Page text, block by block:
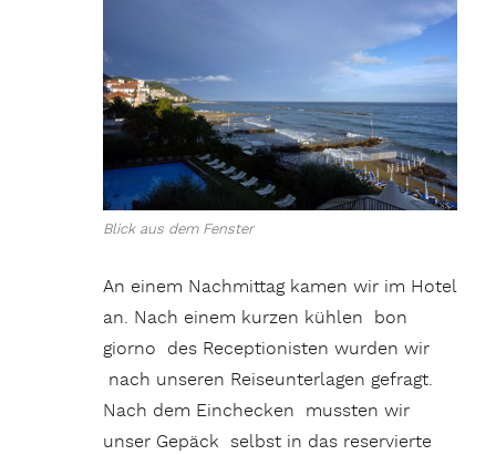
Blick aus dem Fenster
An einem Nachmittag kamen wir im Hotel
an. Nach einem kurzen kühlen bon
giorno des Receptionisten wurden wir
nach unseren Reiseunterlagen gefragt.
Nach dem Einchecken mussten wir
unser Gepäck selbst in das reservierte